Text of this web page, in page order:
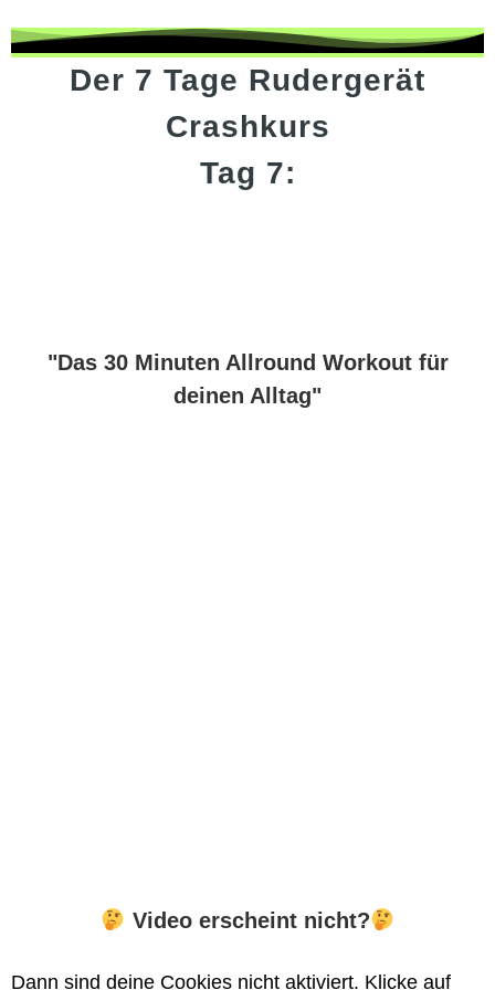
Der 7 Tage Rudergerät
Crashkurs
Tag 7:
"Das 30 Minuten Allround Workout für
deinen Alltag"
Video erscheint nicht?
Dann sind deine Cookies nicht aktiviert. Klicke auf